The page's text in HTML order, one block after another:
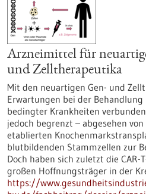
Arzneimittel für
und Zelltherapeutika
Mit den neuartigen Gen- und
Erwartungen bei der
bedingter Krankheiten
jedoch begrenzt – abgesehen
etablierten
blutbildenden Stammzellen zur
Doch haben sich zuletzt die
großen Hoffnungsträger in der
https://